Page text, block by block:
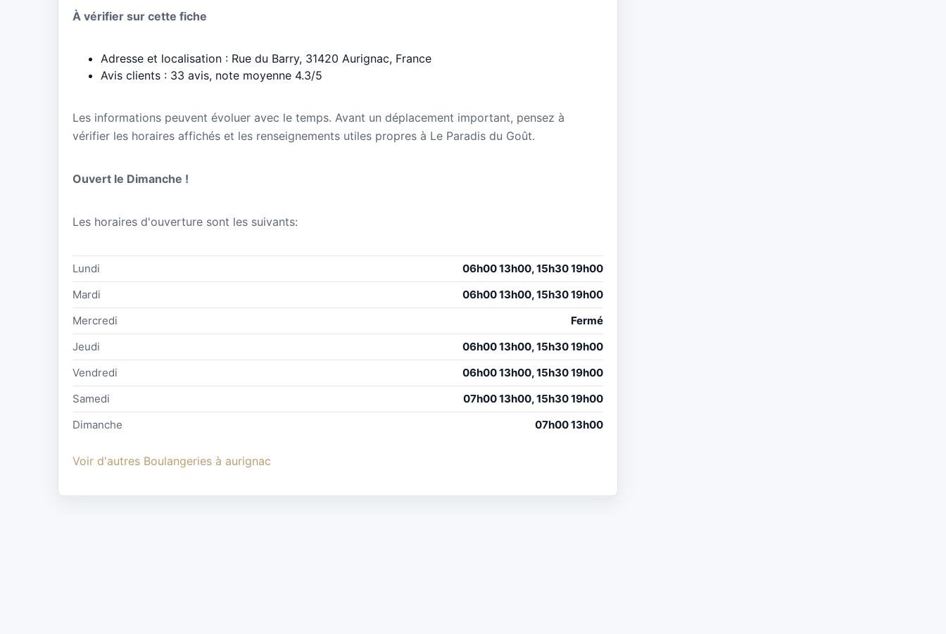
À vérifier sur cette fiche
Adresse et localisation : Rue du Barry, 31420 Aurignac, France
Avis clients : 33 avis, note moyenne 4.3/5
Les informations peuvent évoluer avec le temps. Avant un déplacement important, pensez à
vérifier les horaires affichés et les renseignements utiles propres à Le Paradis du Goût.
Ouvert le Dimanche !
Les horaires d'ouverture sont les suivants:
Lundi
06h00 13h00, 15h30 19h00
Mardi
06h00 13h00, 15h30 19h00
Mercredi
Fermé
Jeudi
06h00 13h00, 15h30 19h00
Vendredi
06h00 13h00, 15h30 19h00
Samedi
07h00 13h00, 15h30 19h00
Dimanche
07h00 13h00
Voir d'autres Boulangeries à aurignac